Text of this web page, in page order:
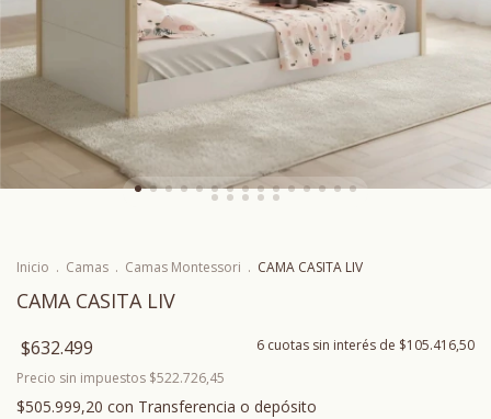
Inicio . Camas . Camas Montessori . CAMA CASITA LIV
CAMA CASITA LIV
$632.499 6 cuotas sin interés de $105.416,50
Precio sin impuestos $522.726,45
$505.999,20 con Transferencia o depósito